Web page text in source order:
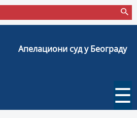
Апелациони суд у Београду
☰